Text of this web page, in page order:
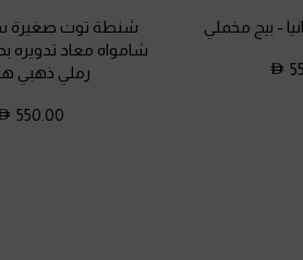
- بيج مخملي
شنطة توت صغيرة
شامواه معاد تدويره
رملي ذهبي
550.00